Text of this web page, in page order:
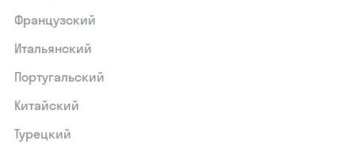
Французский
Итальянский
Португальский
Китайский
Турецкий